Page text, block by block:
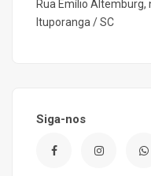
Rua Emílio Altemburg,
Ituporanga / SC
Siga-nos